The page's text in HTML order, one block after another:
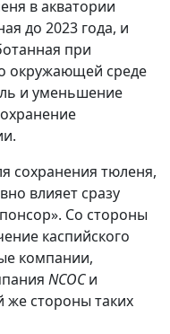
в акватории
до 2023 года, и
при
окружающей среде
и уменьшение
сохранения тюленя,
влияет сразу
Со стороны
каспийского
компании,
NCOCи
же стороны таких